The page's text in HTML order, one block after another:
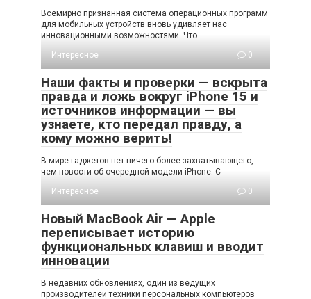
Всемирно признанная система операционных программ
для мобильных устройств вновь удивляет нас
инновационными возможностями. Что
Интересное
0
Наши факты и проверки — вскрыта
правда и ложь вокруг iPhone 15 и
источников информации — вы
узнаете, кто передал правду, а
кому можно верить!
В мире гаджетов нет ничего более захватывающего,
чем новости об очередной модели iPhone. С
Интересное
0
Новый MacBook Air — Apple
переписывает историю
функциональных клавиш и вводит
инновации
В недавних обновлениях, один из ведущих
производителей техники персональных компьютеров